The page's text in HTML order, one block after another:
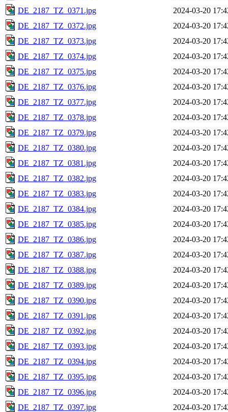
DE_2187_TZ_0371.jpg
2024-03-20
DE_2187_TZ_0372.jpg
2024-03-20
DE_2187_TZ_0373.jpg
2024-03-20
DE_2187_TZ_0374.jpg
2024-03-20
DE_2187_TZ_0375.jpg
2024-03-20
DE_2187_TZ_0376.jpg
2024-03-20
DE_2187_TZ_0377.jpg
2024-03-20
DE_2187_TZ_0378.jpg
2024-03-20
DE_2187_TZ_0379.jpg
2024-03-20
DE_2187_TZ_0380.jpg
2024-03-20
DE_2187_TZ_0381.jpg
2024-03-20
DE_2187_TZ_0382.jpg
2024-03-20
DE_2187_TZ_0383.jpg
2024-03-20
DE_2187_TZ_0384.jpg
2024-03-20
DE_2187_TZ_0385.jpg
2024-03-20
DE_2187_TZ_0386.jpg
2024-03-20
DE_2187_TZ_0387.jpg
2024-03-20
DE_2187_TZ_0388.jpg
2024-03-20
DE_2187_TZ_0389.jpg
2024-03-20
DE_2187_TZ_0390.jpg
2024-03-20
DE_2187_TZ_0391.jpg
2024-03-20
DE_2187_TZ_0392.jpg
2024-03-20
DE_2187_TZ_0393.jpg
2024-03-20
DE_2187_TZ_0394.jpg
2024-03-20
DE_2187_TZ_0395.jpg
2024-03-20
DE_2187_TZ_0396.jpg
2024-03-20
DE_2187_TZ_0397.jpg
2024-03-20